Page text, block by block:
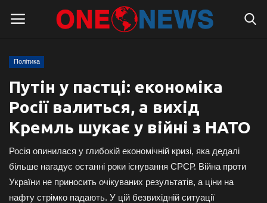
Головна
Контакти
Про нас
Підтримати проєкт
Політика
Путін у пастці: економіка
Росії валиться, а вихід
Кремль шукає у війні з НАТО
Росія опинилася у глибокій економічній кризі, яка дедалі
більше нагадує останні роки існування СРСР. Війна проти
України не приносить очікуваних результатів, а ціни на
нафту стрімко падають. У цій безвихідній ситуації